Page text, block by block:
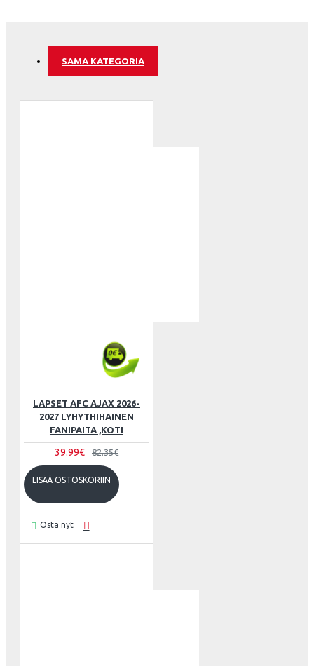
SAMA KATEGORIA
LAPSET AFC AJAX 2026-
2027 LYHYTHIHAINEN
FANIPAITA ,KOTI
39.99€ 82.35€
LISÄÄ OSTOSKORIIN
Osta nyt